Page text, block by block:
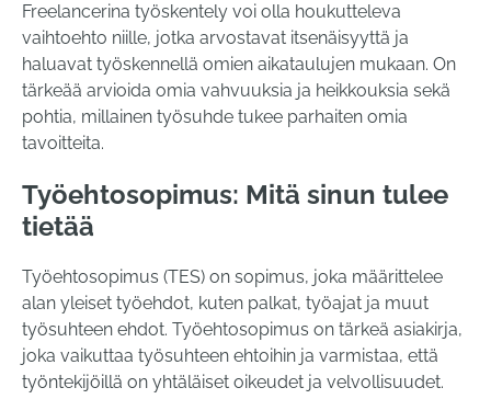
Freelancerina työskentely voi olla houkutteleva
vaihtoehto niille, jotka arvostavat itsenäisyyttä ja
haluavat työskennellä omien aikataulujen mukaan. On
tärkeää arvioida omia vahvuuksia ja heikkouksia sekä
pohtia, millainen työsuhde tukee parhaiten omia
tavoitteita.
Työehtosopimus: Mitä sinun tulee
tietää
Työehtosopimus (TES) on sopimus, joka määrittelee
alan yleiset työehdot, kuten palkat, työajat ja muut
työsuhteen ehdot. Työehtosopimus on tärkeä asiakirja,
joka vaikuttaa työsuhteen ehtoihin ja varmistaa, että
työntekijöillä on yhtäläiset oikeudet ja velvollisuudet.